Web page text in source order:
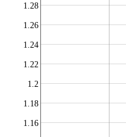
1.16
1.18
1.2
1.22
1.24
1.26
1.28